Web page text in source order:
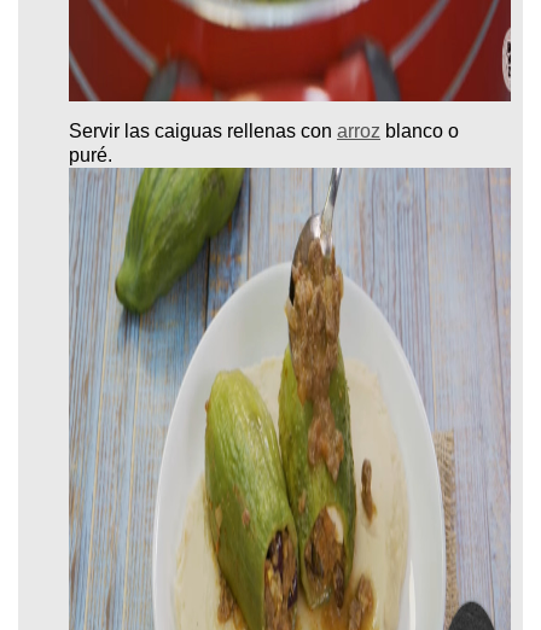
Servir las caiguas rellenas con arroz blanco o
puré.